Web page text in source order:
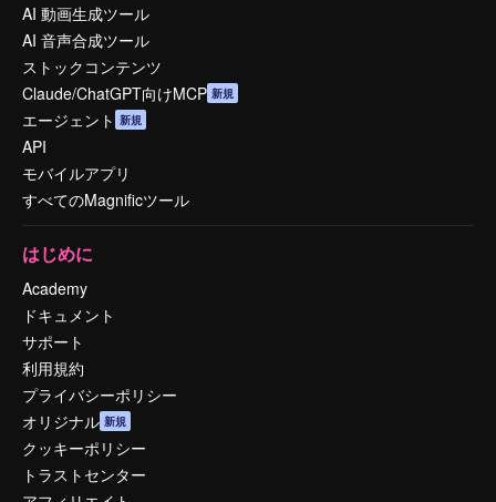
AI 動画生成ツール
AI 音声合成ツール
ストックコンテンツ
Claude/ChatGPT向けMCP 新規
エージェント 新規
API
モバイルアプリ
すべてのMagnificツール
はじめに
Academy
ドキュメント
サポート
利用規約
プライバシーポリシー
オリジナル 新規
クッキーポリシー
トラストセンター